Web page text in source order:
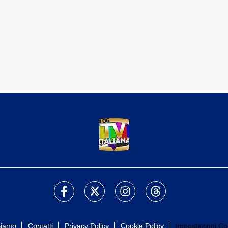
Contatti Privacy Policy Cookie Policy Impostazioni